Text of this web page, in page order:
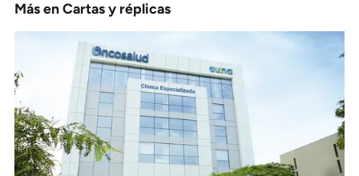
Más enCartas y réplicas